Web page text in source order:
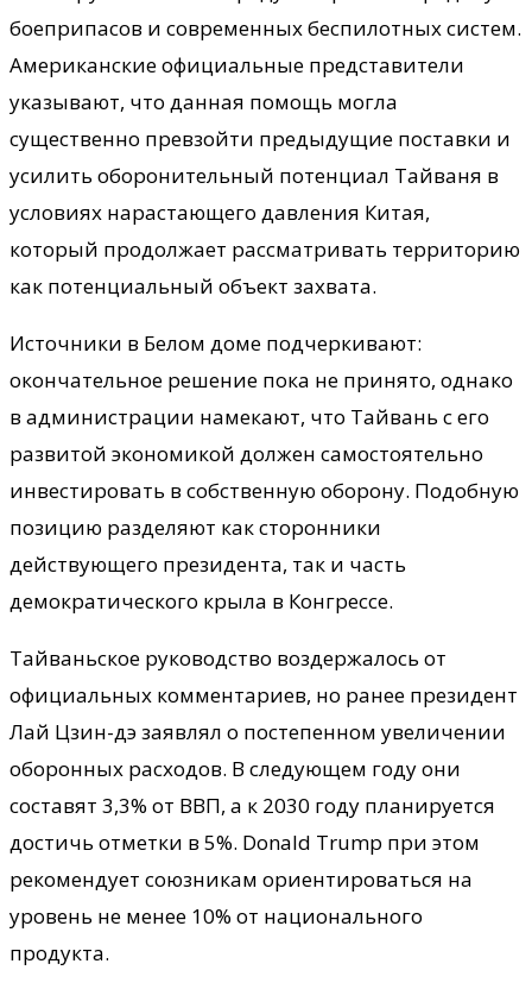
боеприпасов и современных беспилотных систем.
Американские официальные представители
указывают, что данная помощь могла
существенно превзойти предыдущие поставки и
усилить оборонительный потенциал Тайваня в
условиях нарастающего давления Китая,
который продолжает рассматривать территорию
как потенциальный объект захвата.
Источники в Белом доме подчеркивают:
окончательное решение пока не принято, однако
в администрации намекают, что Тайвань с его
развитой экономикой должен самостоятельно
инвестировать в собственную оборону. Подобную
позицию разделяют как сторонники
действующего президента, так и часть
демократического крыла в Конгрессе.
Тайваньское руководство воздержалось от
официальных комментариев, но ранее президент
Лай Цзин-дэ заявлял о постепенном увеличении
оборонных расходов. В следующем году они
составят 3,3% от ВВП, а к 2030 году планируется
достичь отметки в 5%. Donald Trump при этом
рекомендует союзникам ориентироваться на
уровень не менее 10% от национального
продукта.